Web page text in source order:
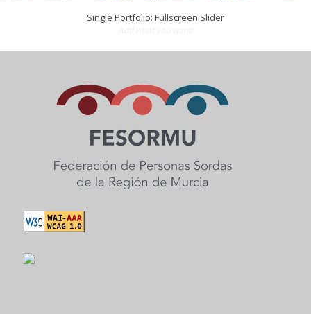
Single Portfolio: Fullscreen Slider